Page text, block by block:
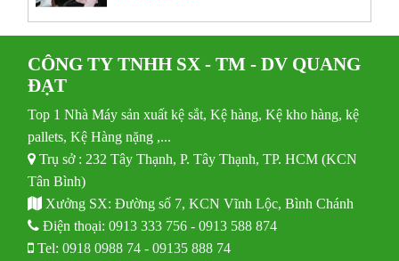
CÔNG TY TNHH SX - TM - DV QUANG
ĐẠT
Top 1 Nhà Máy sản xuất kệ sắt, Kệ hàng, Kệ kho hàng, kệ
pallets, Kệ Hàng nặng ,...
Trụ sở : 232 Tây Thạnh, P. Tây Thạnh, TP. HCM (KCN
Tân Bình)
Xưởng SX: Đường số 7, KCN Vĩnh Lộc, Bình Chánh
Điện thoại:0913 333 756 -0913 588 874
Tel:0918 0988 74 -09135 888 74